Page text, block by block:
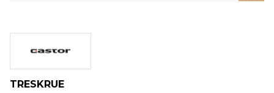
TRESKRUE